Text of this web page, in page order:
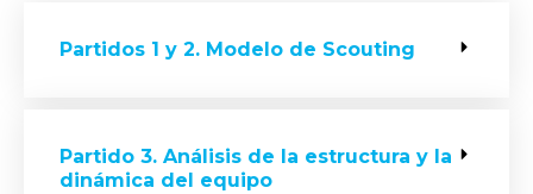
Partidos 1 y 2. Modelo de Scouting
Partido 3. Análisis de la estructura y la
dinámica del equipo